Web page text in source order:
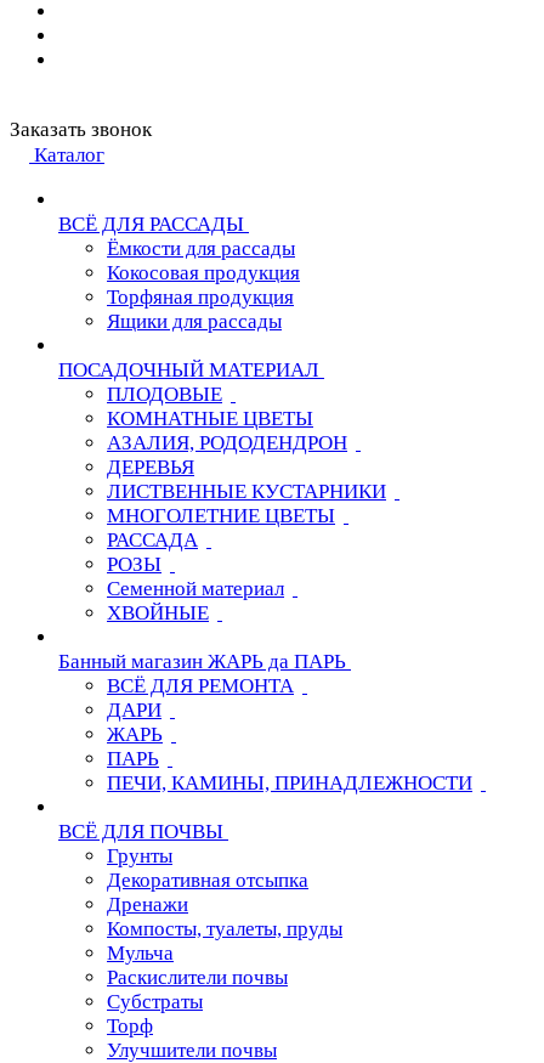
Заказать звонок
Каталог
ВСЁ ДЛЯ РАССАДЫ
Ёмкости для рассады
Кокосовая продукция
Торфяная продукция
Ящики для рассады
ПОСАДОЧНЫЙ МАТЕРИАЛ
ПЛОДОВЫЕ
КОМНАТНЫЕ ЦВЕТЫ
АЗАЛИЯ, РОДОДЕНДРОН
ДЕРЕВЬЯ
ЛИСТВЕННЫЕ КУСТАРНИКИ
МНОГОЛЕТНИЕ ЦВЕТЫ
РАССАДА
РОЗЫ
Семенной материал
ХВОЙНЫЕ
Банный магазин ЖАРЬ да ПАРЬ
ВСЁ ДЛЯ РЕМОНТА
ДАРИ
ЖАРЬ
ПАРЬ
ПЕЧИ, КАМИНЫ, ПРИНАДЛЕЖНОСТИ
ВСЁ ДЛЯ ПОЧВЫ
Грунты
Декоративная отсыпка
Дренажи
Компосты, туалеты, пруды
Мульча
Раскислители почвы
Субстраты
Торф
Улучшители почвы